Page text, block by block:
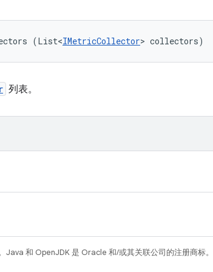
(List<IMetricCollector> collectors)
列表。
Java 和 OpenJDK 是 Oracle 和/或其关联公司的注册商标。